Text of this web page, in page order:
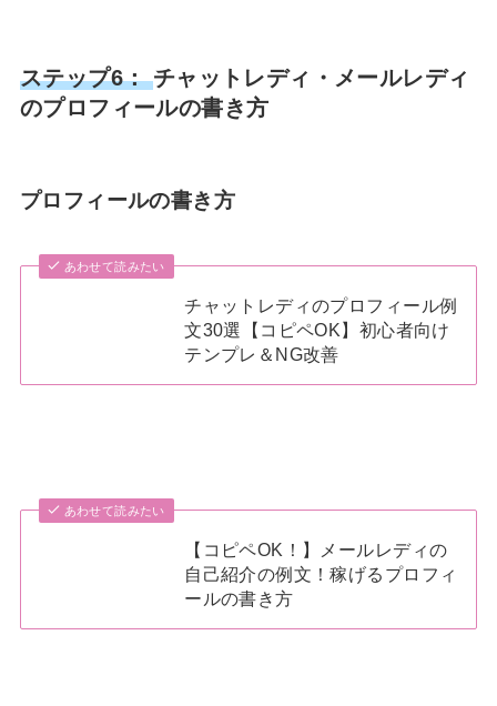
ステップ6： チャットレディ・メールレディ
のプロフィールの書き方
プロフィールの書き方
あわせて読みたい
チャットレディのプロフィール例
文30選【コピペOK】初心者向け
テンプレ＆NG改善
あわせて読みたい
【コピペOK！】メールレディの
自己紹介の例文！稼げるプロフィ
ールの書き方